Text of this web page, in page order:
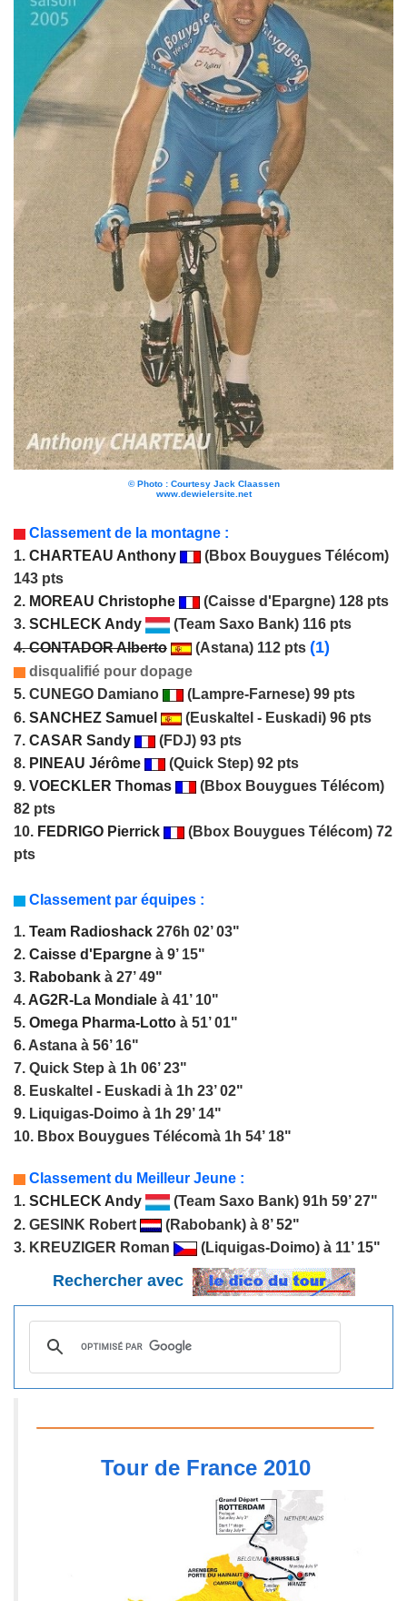
© Photo : Courtesy Jack Claassen
www.dewielersite.net
Classement de la montagne :
1. CHARTEAU Anthony
(Bbox Bouygues Télécom)
143 pts
2. MOREAU Christophe
(Caisse d'Epargne) 128 pts
3. SCHLECK Andy
(Team Saxo Bank) 116 pts
4.CONTADOR Alberto (Astana) 112 pts (1)
disqualifié pour dopage
5. CUNEGO Damiano
(Lampre-Farnese) 99 pts
6. SANCHEZ Samuel
(Euskaltel - Euskadi) 96 pts
7. CASAR Sandy
(FDJ) 93 pts
8. PINEAU Jérôme
(Quick Step) 92 pts
9. VOECKLER Thomas
(Bbox Bouygues Télécom)
82 pts
10. FEDRIGO Pierrick
(Bbox Bouygues Télécom) 72
pts
Classement par équipes :
1. Team Radioshack 276h 02’ 03"
2. Caisse d'Epargne à 9’ 15"
3. Rabobank à 27’ 49"
4. AG2R-La Mondiale à 41’ 10"
5. Omega Pharma-Lotto à 51’ 01"
6. Astana à 56’ 16"
7. Quick Step à 1h 06’ 23"
8. Euskaltel - Euskadi à 1h 23’ 02"
9. Liquigas-Doimo à 1h 29’ 14"
10. Bbox Bouygues Télécomà 1h 54’ 18"
Classement du Meilleur Jeune :
1. SCHLECK Andy
(Team Saxo Bank) 91h 59’ 27"
2. GESINK Robert
(Rabobank) à 8’ 52"
3. KREUZIGER Roman
(Liquigas-Doimo) à 11’ 15"
Rechercher avec
Tour de France 2010